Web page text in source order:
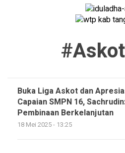
Buka Liga Askot dan
Capaian SMPN 16,
Pembinaan Berkelanjutan
18 Mei 2025 - 13:25